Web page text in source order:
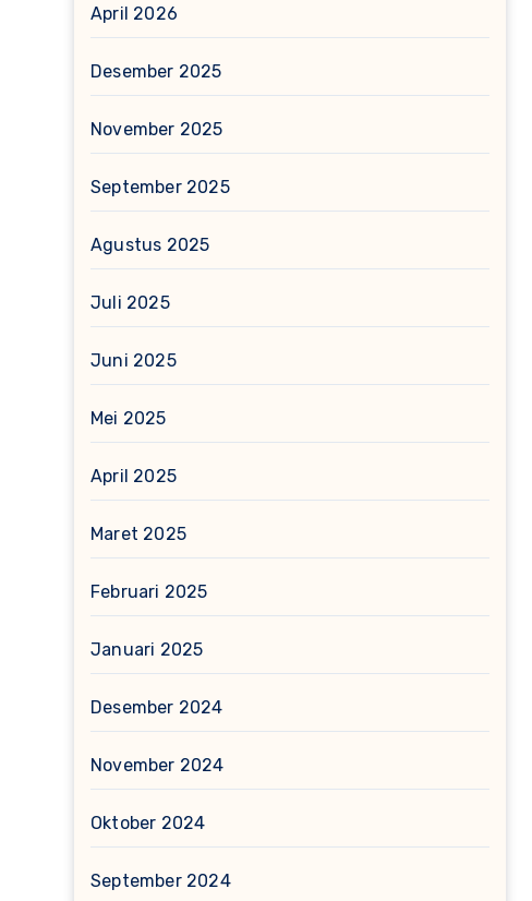
April 2026
Desember 2025
November 2025
September 2025
Agustus 2025
Juli 2025
Juni 2025
Mei 2025
April 2025
Maret 2025
Februari 2025
Januari 2025
Desember 2024
November 2024
Oktober 2024
September 2024